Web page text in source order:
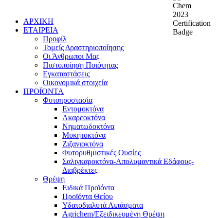
ΑΡΧΙΚΗ
ΕΤΑΙΡΕΙΑ
Προφίλ
Τομείς Δραστηριοποίησης
Οι Άνθρωποι Μας
Πιστοποίηση Ποιότητας
Εγκαταστάσεις
Οικονομικά στοιχεία
ΠΡΟΪΟΝΤΑ
Φυτοπροστασία
Εντομοκτόνα
Ακαρεοκτόνα
Νηματωδοκτόνα
Μυκητοκτόνα
Ζιζανιοκτόνα
Φυτορυθμιστικές Ουσίες
Σαλιγκαροκτόνα-Απολυμαντικά Εδάφους-
Διαβρέκτες
Θρέψη
Ειδικά Προϊόντα
Προϊόντα Θείου
Υδατοδιαλυτά Λιπάσματα
Agrichem/Εξειδικευμένη Θρέψη